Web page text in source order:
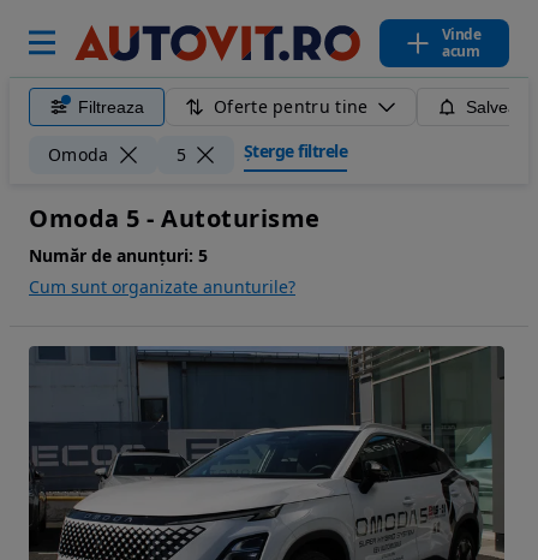
Vinde
acum
Filtreaza Oferte pentru tine
Omoda 5 Șterge filtrele
Omoda 5 - Autoturisme
Număr de anunțuri: 5
Cum sunt organizate anunturile?